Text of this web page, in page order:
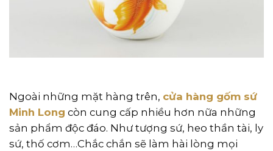
Ngoài những mặt hàng trên, cửa hàng gốm sứ
Minh Long còn cung cấp nhiều hơn nữa những
sản phẩm độc đáo. Như tượng sứ, heo thần tài, ly
sứ, thố cơm…Chắc chắn sẽ làm hài lòng mọi